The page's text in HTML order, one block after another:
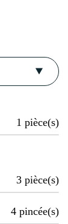
1 pièce(s)
3 pièce(s)
4 pincée(s)